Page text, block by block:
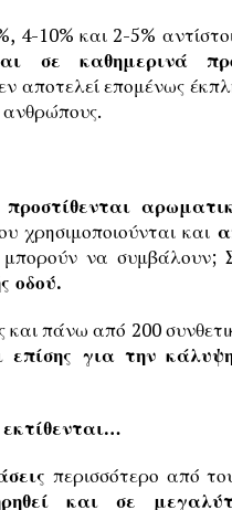
4-10% και 2-5%
σε καθημερινά
αποτελεί επομένως
ανθρώπους.
χρησιμοποιούνται και
να συμβάλουν;
οδού.
πάνω από 200
επίσης για την
περισσότερο από
και σε